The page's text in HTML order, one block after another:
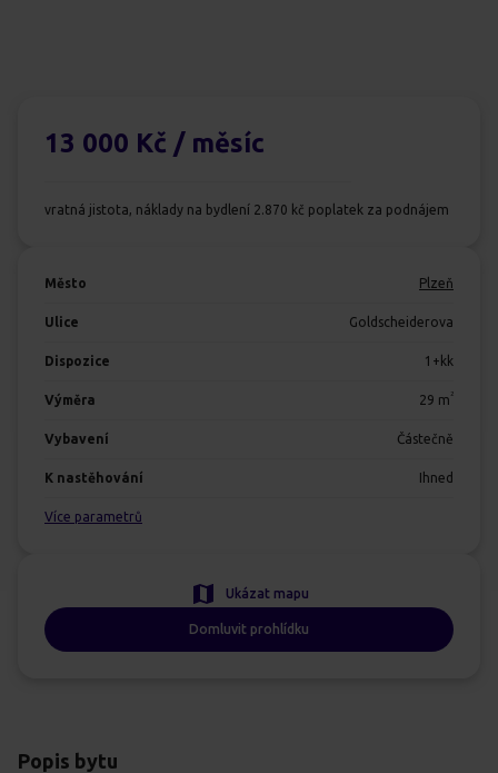
13 000 Kč / měsíc
vratná jistota, náklady na bydlení 2.870 kč poplatek za podnájem
Město Plzeň
Ulice Goldscheiderova
Dispozice 1+kk
Výměra 29 m 2
Vybavení Částečně
K nastěhování Ihned
Více parametrů
Ukázat mapu
Domluvit prohlídku
Popis bytu